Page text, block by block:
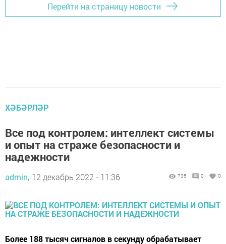
Перейти на страницу новости
ХӘБӘРЛӘР
Все под контролем: интеллект системы
и опыт на страже безопасности и
надежности
admin, 12 декабрь 2022 - 11:36 735 0 0
Более 188 тысяч сигналов в секунду обрабатывает